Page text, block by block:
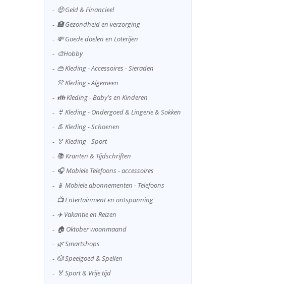
🤑 Geld & Financieel
🏥 Gezondheid en verzorging
💸 Goede doelen en Loterijen
🎨Hobby
👜 Kleding - Accessoires - Sieraden
👚 Kleding - Algemeen
👪 Kleding - Baby's en Kinderen
👙 Kleding - Ondergoed & Lingerie & Sokken
👢 Kleding - Schoenen
🏅 Kleding - Sport
📚 Kranten & Tijdschriften
🎧 Mobiele Telefoons - accessoires
📱 Mobiele abonnementen - Telefoons
📺 Entertainment en ontspanning
✈️ Vakantie en Reizen
🏠 Oktober woonmaand
🌿 Smartshops
🎲 Speelgoed & Spellen
🏅 Sport & Vrije tijd